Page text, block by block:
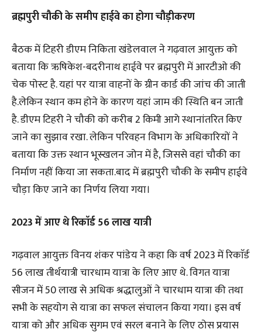
ब्रह्मपुरी चौकी के समीप हाईवे का होगा चौड़ीकरण
बैठक में टिहरी डीएम निकिता खंडेलवाल ने गढ़वाल आयुक्त को
बताया कि ऋषिकेश-बदरीनाथ हाईवे पर ब्रह्मपुरी में आरटीओ की
चेक पोस्ट है. यहां पर यात्रा वाहनों के ग्रीन कार्ड की जांच की जाती
है.लेकिन स्थान कम होने के कारण यहां जाम की स्थिति बन जाती
है. डीएम टिहरी ने चौकी को करीब 2 किमी आगे स्थानांतरित किए
जाने का सुझाव रखा. लेकिन परिवहन विभाग के अधिकारियों ने
बताया कि उक्त स्थान भूस्खलन जोन में है, जिससे वहां चौकी का
निर्माण नहीं किया जा सकता.बाद में ब्रह्मपुरी चौकी के समीप हाईवे
चौड़ा किए जाने का निर्णय लिया गया।
2023 में आए थे रिकाॅर्ड 56 लाख यात्री
गढ़वाल आयुक्त विनय शंकर पांडेय ने कहा कि वर्ष 2023 में रिकाॅर्ड
56 लाख तीर्थयात्री चारधाम यात्रा के लिए आए थे. विगत यात्रा
सीजन में 50 लाख से अधिक श्रद्धालुओं ने चारधाम यात्रा की तथा
सभी के सहयोग से यात्रा का सफल संचालन किया गया। इस वर्ष
यात्रा को और अधिक सुगम एवं सरल बनाने के लिए ठोस प्रयास